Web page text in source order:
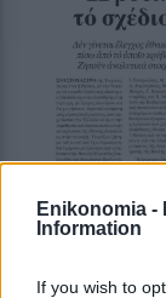
Enikonomia -
Information
If you wish to